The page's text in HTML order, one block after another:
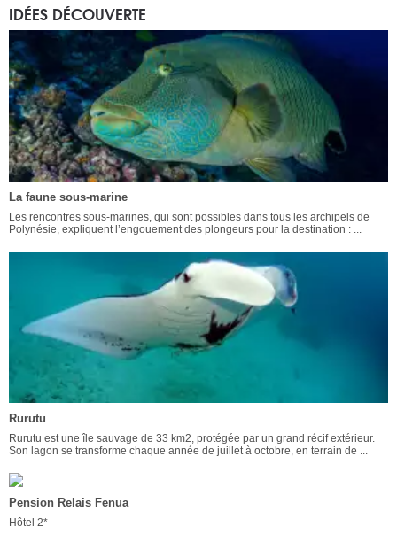
IDÉES DÉCOUVERTE
La faune sous-marine
Les rencontres sous-marines, qui sont possibles dans tous les archipels de
Polynésie, expliquent l’engouement des plongeurs pour la destination : ...
Rurutu
Rurutu est une île sauvage de 33 km2, protégée par un grand récif extérieur.
Son lagon se transforme chaque année de juillet à octobre, en terrain de ...
Pension Relais Fenua
Hôtel 2*